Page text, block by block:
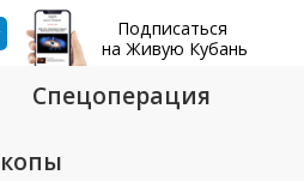
Подписаться
на Живую Кубань
Спецоперация